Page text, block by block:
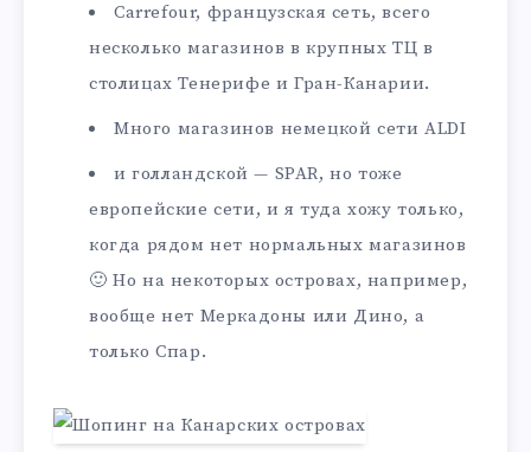
Carrefour, французская сеть, всего
несколько магазинов в крупных ТЦ в
столицах Тенерифе и Гран-Канарии.
Много магазинов немецкой сети ALDI
и голландской — SPAR, но тоже
европейские сети, и я туда хожу только,
когда рядом нет нормальных магазинов
🙂 Но на некоторых островах, например,
вообще нет Меркадоны или Дино, а
только Спар.